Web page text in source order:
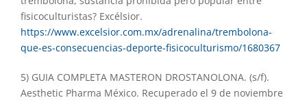
fisicoculturistas? Excélsior.
https://www.excelsior.com.mx/adrenalina/trembolona-
que-es-consecuencias-deporte-fisicoculturismo/1680367
5) GUIA COMPLETA MASTERON DROSTANOLONA. (s/f).
Aesthetic Pharma México. Recuperado el 9 de noviembre